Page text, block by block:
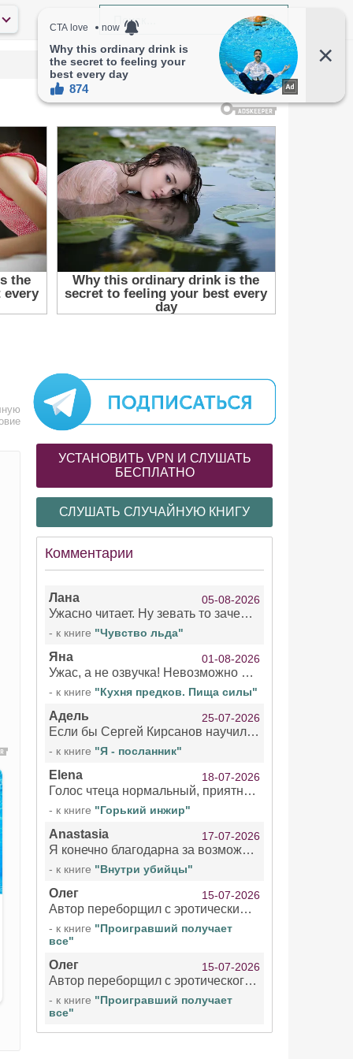
УСТАНОВИТЬ VPN И СЛУШАТЬ
БЕСПЛАТНО
СЛУШАТЬ СЛУЧАЙНУЮ КНИГУ
Комментарии
Лана 05-08-2026
Ужасно читает. Ну зевать то зачем. Уже не говорю, что ударения ставит, как хочет.
- к книге "Чувство льда"
Яна 01-08-2026
Ужас, а не озвучка! Невозможно вникать в смысл текста из за кривляний чтеца
- к книге "Кухня предков. Пища силы"
Адель 25-07-2026
Если бы Сергей Кирсанов научился не сглатывать каждые 1-2 минуты слюну, так что слышно в микрофоне и, что вызывает отвращение, то мелжно было бы слушать.
- к книге "Я - посланник"
Elena 18-07-2026
Голос чтеца нормальный, приятный тембр. Мне очень понравилось озвучивание рассказа. Очень странный отзыв Надежды. Может у неё что-то с нервами?
- к книге "Горький инжир"
Anastasia 17-07-2026
Я конечно благодарна за возможность бесплатно слушать книги даже новинки , но чтение этой книги просто ужасно
- к книге "Внутри убийцы"
Олег 15-07-2026
Автор переборщил с эротическими сценами. Похоже, с этим у него проблемы.
- к книге "Проигравший получает
все"
Олег 15-07-2026
Автор переборщил с эротического сценами. Похоже, с этим у него проблемы.
- к книге "Проигравший получает
все"